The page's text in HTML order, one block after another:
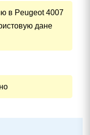
в Peugeot 4007
дане